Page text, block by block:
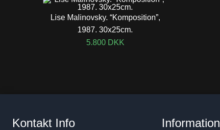
Lise Malinovsky. “Komposition”,
1987. 30x25cm.
5.800 DKK
Kontakt Info Information